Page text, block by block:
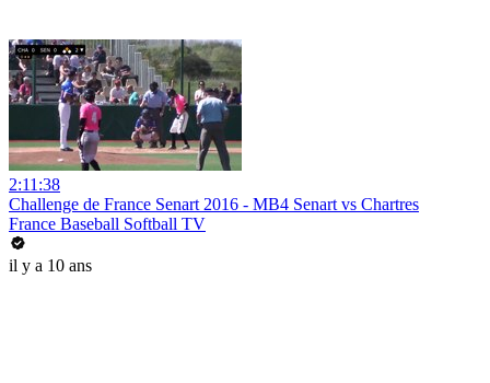
2:11:38
Challenge de France Senart 2016 - MB4 Senart vs Chartres
France Baseball Softball TV
il y a 10 ans